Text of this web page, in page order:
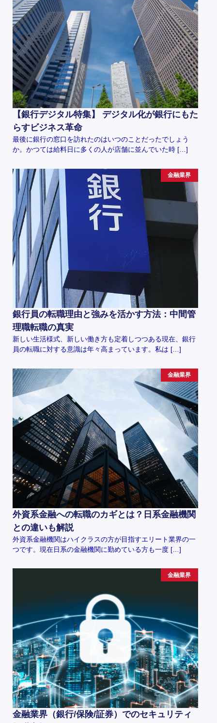
【銀行デジタル特集】 デジタル化が銀行にもた
らすビジネス革命
最後に銀行の窓口を訪れたのはいつのことだったでしょう
か。かつては給料日に多くの人が店舗に並んでいた時 […]
金融業界
銀行員の転職理由と強みを活かす方法：中間管
理職転職の真実
新しい生活様式、新しい働き方も定着しつつある現在、銀行
員の転職に対する意識は年々高まっています。私は […]
金融業界
外資系金融への転職のカギとは？日系金融機関
との違いも解説
外資系金融機関はハイクラスの方が目指すエリート業界の一
つです。現在日系の金融機関に勤めている方も一度 […]
金融業界
金融業界（銀行/保険/証券）でのセキュリティ